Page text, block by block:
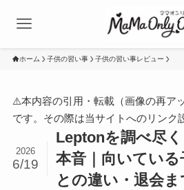
ホーム 子供の習い事 子供の習い事レビュー
⚠️本内容の引用・転載（画像の再ア
です。その際は当サイトへのリンク
Leptonを調べ尽
本音｜向いてい
との違い・退会
2026
6/19